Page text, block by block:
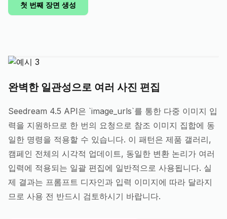
첫 번째 장면 생성
완벽한 일관성으로 여러 사진 편집
Seedream 4.5 API은 `image_urls`를 통한 다중 이미지 입
력을 지원하므로 한 번의 요청으로 참조 이미지 집합에 동
일한 명령을 적용할 수 있습니다. 이 패턴은 제품 갤러리,
캠페인 전체의 시각적 업데이트, 동일한 변환 논리가 여러
입력에 적용되는 일괄 편집에 일반적으로 사용됩니다. 실
제 결과는 프롬프트 디자인과 입력 이미지에 따라 달라지
므로 사용 전 반드시 검토하시기 바랍니다.